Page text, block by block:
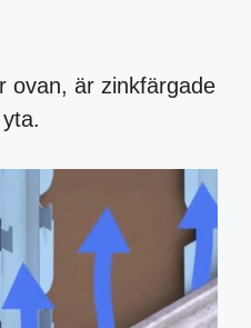
ovan, är zinkfärgade